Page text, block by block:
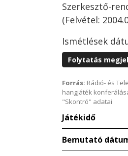
Szerkesztő-
(Felvétel:
Ismétlések
Folytatás
Forrás: Rádió- és
hangjáték
"Skontró" adatai
Játékidő
Bemutató